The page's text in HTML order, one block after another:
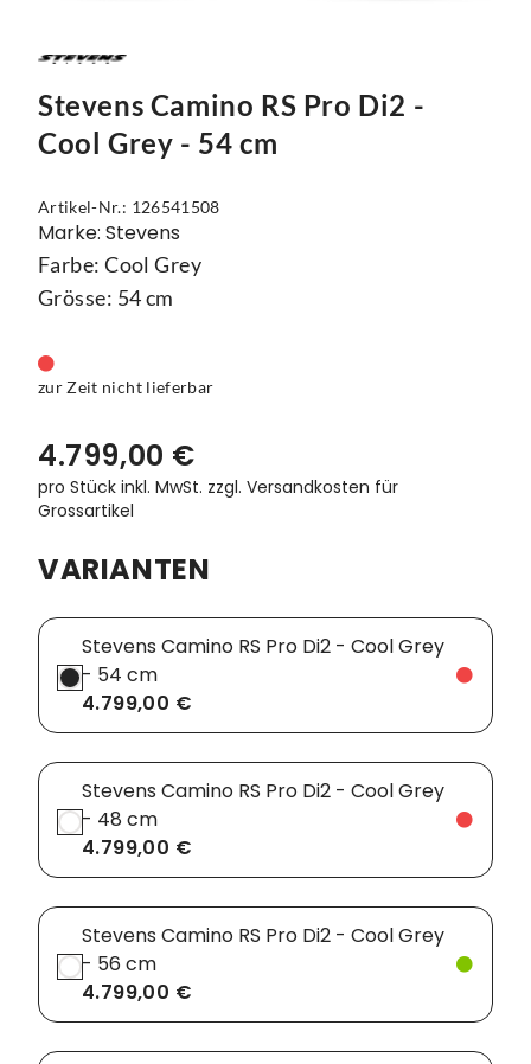
Mützen
Reflex-Produkte
Regenbekleidung
Schuhe
Socken
Streetwear
Westen
Touring
Urban
Kettenblätter
Kurbelgarnituren
Laufräder
Lenker
Naben
Pedale
Ständer
Vorbauten
Zahnkränze
Flaschen
Flaschenhalter
Gepäckträger
Kettenschutz
Kindersitze
Klingeln & Hupen
Schutzbleche
Smartphonehalter
Spiegel
Taschen
Trainingsrollen
Wandhalterung
Stevens Camino RS Pro Di2 -
Cool Grey - 54 cm
Artikel-Nr.: 126541508
Marke: Stevens
Farbe: Cool Grey
Grösse: 54 cm
zur Zeit nicht lieferbar
4.799,00 €
pro Stück inkl. MwSt. zzgl. Versandkosten für
Grossartikel
VARIANTEN
Stevens Camino RS Pro Di2 - Cool Grey
- 54 cm
4.799,00 €
Stevens Camino RS Pro Di2 - Cool Grey
- 48 cm
4.799,00 €
Stevens Camino RS Pro Di2 - Cool Grey
- 56 cm
4.799,00 €